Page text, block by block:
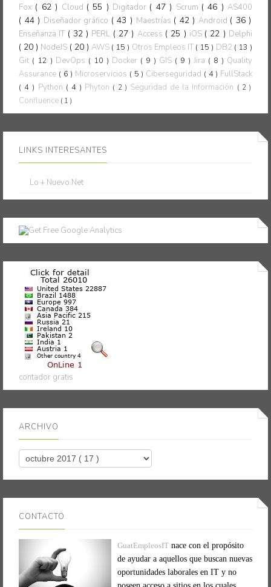
Fox ( 62 ) Cloud ( 55 ) Digitador ( 47 ) Scrum ( 46 ) AS400
( 44 ) Diseñador gráfico ( 43 ) Maestrías ( 42 ) Android ( 36 )
Enseñanza IT ( 32 ) PERL ( 27 ) Access ( 25 ) iOS ( 22 ) Delphi
( 20 ) NodeJS ( 20 )AWS ( 15 ) Otros Empleos IT ( 15 ) DB2 ( 13 )
Git ( 12 ) DevOps ( 10 ) Docker ( 9 ) GIS ( 9 ) Jira ( 8 ) Quality
Assurance ( 6 ) Microservicios ( 5 ) Ciberseguridad ( 4 ) FullStack
( 4 ) Python ( 4 ) Phyton ( 2 ) Seguridad de la Información ( 2 )
Confluence ( 1 )
LINKS INTERESANTES
Lo + Nuevo.Net
contador gratis
ARCHIVO
CONTACTO
GuatEmpleosIT nace con el propósito
de ayudar a aquellos que buscan nuevas
oportunidades laborales en IT y no
poseen acceso a sitios en los cuales